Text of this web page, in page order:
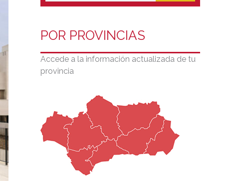
POR PROVINCIAS
Accede a la información actualizada de tu
provincia